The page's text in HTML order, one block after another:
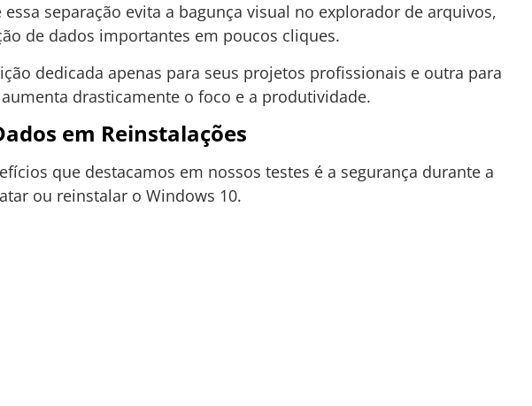
separação evita a bagunça visual no explorador de arquivos,
de dados importantes em poucos cliques.
dedicada apenas para seus projetos profissionais e outra para
drasticamente o foco e a produtividade.
em Reinstalações
que destacamos em nossos testes é a segurança durante a
ou reinstalar o Windows 10.